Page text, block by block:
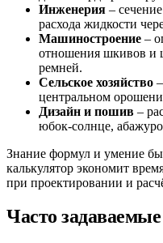
Инженерия –
расхода жидкости
Машиностроение –
отношения шкивов и
ремней.
Сельское хозяйство
центральном
Дизайн и пошив –
юбок-солнце,
Знание формул и умение
калькулятор экономит
при проектировании и
Часто